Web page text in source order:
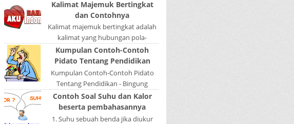
lain: Sifat Wajib Tulisan A...
Kalimat Majemuk Bertingkat
dan Contohnya
Kalimat majemuk bertingkat adalah
kalimat yang hubungan pola-
polanya tidak sederajat. Salah satu
pola menduduki sebagai induk
kalimat, se...
Kumpulan Contoh-Contoh
Pidato Tentang Pendidikan
Kumpulan Contoh-Contoh Pidato
Tentang Pendidikan - Bingung
ngerjain tugas bikin pidato sekolah?
Atau sedang nyari kumpulan
contoh-contoh ...
Contoh Soal Suhu dan Kalor
beserta pembahasannya
1. Suhu sebuah benda jika diukur